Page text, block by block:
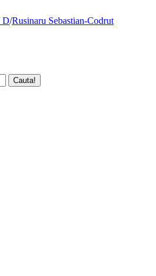
D/Rusinaru Sebastian-Codrut